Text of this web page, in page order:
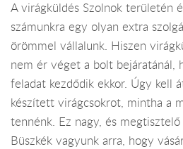
A virágküldés Szolnok területén
számunkra egy olyan extra
örömmel vállalunk. Hiszen
nem ér véget a bolt bejáratánál,
feladat kezdődik ekkor. Úgy kell
készített virágcsokrot, mintha a
tennénk. Ez nagy, és
Büszkék vagyunk arra, hogy